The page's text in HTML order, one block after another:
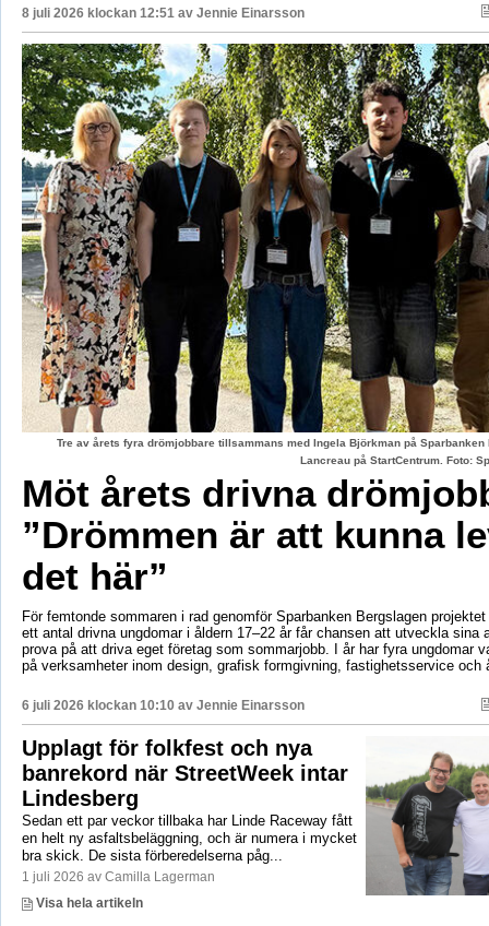
8 juli 2026 klockan 12:51 av Jennie Einarsson
Tre av årets fyra drömjobbare tillsammans med Ingela Björkman på
Lancreau på StartCentrum. Foto:
Möt årets drivna
”Drömmen är att kunna
det här”
För femtonde sommaren i rad genomför Sparbanken Bergslagen
ett antal drivna ungdomar i åldern 17–22 år får chansen att utveckla sina
prova på att driva eget företag som sommarjobb. I år har fyra ungdomar
på verksamheter inom design, grafisk formgivning, fastighetsservice och
6 juli 2026 klockan 10:10 av Jennie Einarsson
Upplagt för folkfest och nya
banrekord när StreetWeek intar
Lindesberg
Sedan ett par veckor tillbaka har Linde Raceway fått
en helt ny asfaltsbeläggning, och är numera i mycket
bra skick. De sista förberedelserna påg...
1 juli 2026 av Camilla Lagerman
Visa hela artikeln